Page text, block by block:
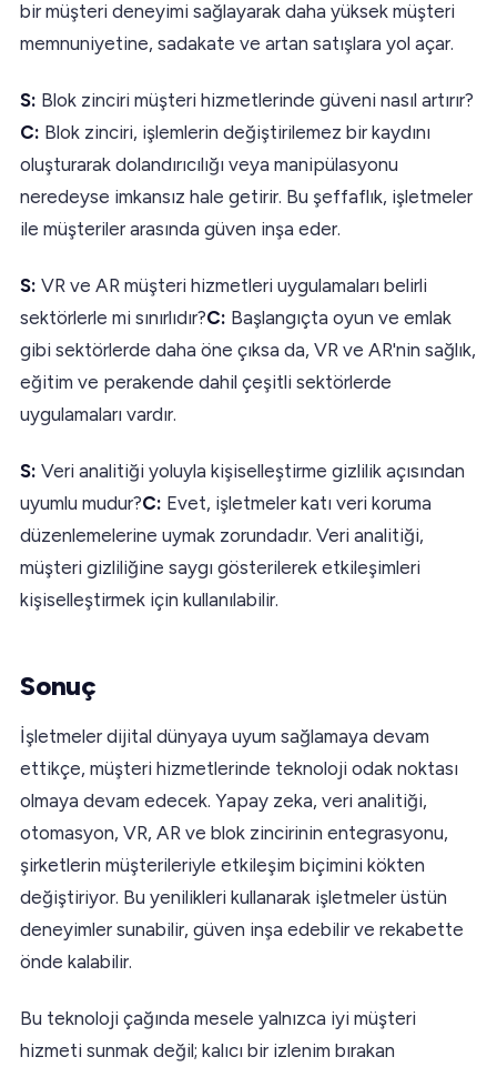
bir müşteri deneyimi sağlayarak daha yüksek müşteri
memnuniyetine, sadakate ve artan satışlara yol açar.
S: Blok zinciri müşteri hizmetlerinde güveni nasıl artırır?
C: Blok zinciri, işlemlerin değiştirilemez bir kaydını
oluşturarak dolandırıcılığı veya manipülasyonu
neredeyse imkansız hale getirir. Bu şeffaflık, işletmeler
ile müşteriler arasında güven inşa eder.
S: VR ve AR müşteri hizmetleri uygulamaları belirli
sektörlerle mi sınırlıdır?C: Başlangıçta oyun ve emlak
gibi sektörlerde daha öne çıksa da, VR ve AR'nin sağlık,
eğitim ve perakende dahil çeşitli sektörlerde
uygulamaları vardır.
S: Veri analitiği yoluyla kişiselleştirme gizlilik açısından
uyumlu mudur?C: Evet, işletmeler katı veri koruma
düzenlemelerine uymak zorundadır. Veri analitiği,
müşteri gizliliğine saygı gösterilerek etkileşimleri
kişiselleştirmek için kullanılabilir.
Sonuç
İşletmeler dijital dünyaya uyum sağlamaya devam
ettikçe, müşteri hizmetlerinde teknoloji odak noktası
olmaya devam edecek. Yapay zeka, veri analitiği,
otomasyon, VR, AR ve blok zincirinin entegrasyonu,
şirketlerin müşterileriyle etkileşim biçimini kökten
değiştiriyor. Bu yenilikleri kullanarak işletmeler üstün
deneyimler sunabilir, güven inşa edebilir ve rekabette
önde kalabilir.
Bu teknoloji çağında mesele yalnızca iyi müşteri
hizmeti sunmak değil; kalıcı bir izlenim bırakan